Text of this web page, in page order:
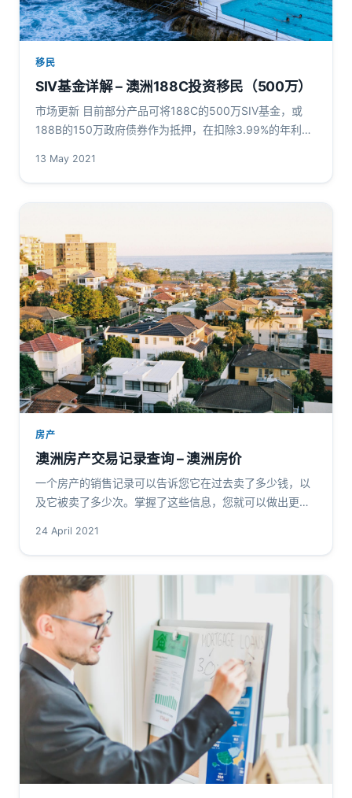
移民
SIV基金详解 – 澳洲188C投资移民（500万）
市场更新 目前部分产品可将188C的500万SIV基金，或
188B的150万政府债券作为抵押，在扣除3.99%的年利息
证？ 重大…
13 May 2021
房产
澳洲房产交易记录查询 – 澳洲房价
一个房产的销售记录可以告诉您它在过去卖了多少钱，以
及它被卖了多少次。掌握了这些信息，您就可以做出更明
些探索工作，特别是如果房产已经…
24 April 2021